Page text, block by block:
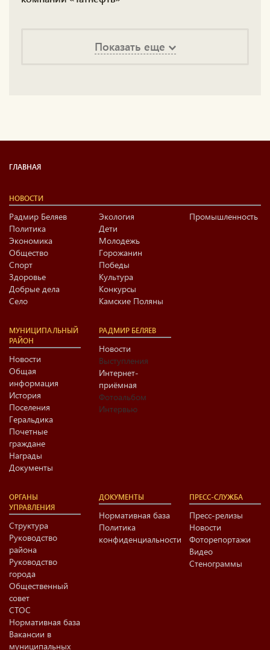
Показать еще
ГЛАВНАЯ
НОВОСТИ
Радмир Беляев
Политика
Экономика
Общество
Спорт
Здоровье
Добрые дела
Село
Экология
Дети
Молодежь
Горожанин
Победы
Культура
Конкурсы
Камские Поляны
Промышленность
МУНИЦИПАЛЬНЫЙ
РАЙОН
Новости
Общая
информация
История
Поселения
Геральдика
Почетные
граждане
Награды
Документы
РАДМИР БЕЛЯЕВ
Новости
Выступления
Интернет-
приёмная
Фотоальбом
Интервью
ОРГАНЫ
УПРАВЛЕНИЯ
Структура
Руководство
района
Руководство
города
Общественный
совет
СТОС
Нормативная база
Вакансии в
муниципальных
ДОКУМЕНТЫ
Нормативная база
Политика
конфиденциальности
ПРЕСС-СЛУЖБА
Пресс-релизы
Новости
Фоторепортажи
Видео
Стенограммы